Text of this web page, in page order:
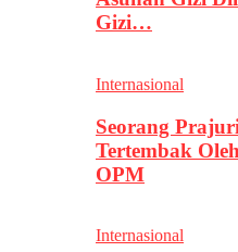
Gizi…
Internasional
Seorang
Tertembak
OPM
Internasional